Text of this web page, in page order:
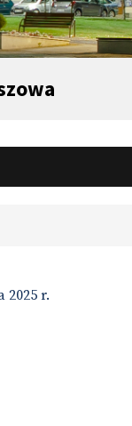
2025 r.